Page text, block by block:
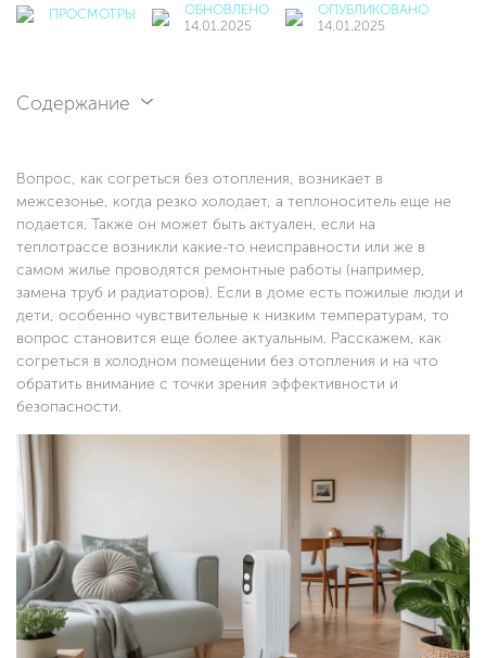
ПРОСМОТРЫ
ОБНОВЛЕНО
14.01.2025
ОПУБЛИКОВАНО
14.01.2025
Содержание
Вопрос, как согреться без отопления, возникает в
межсезонье, когда резко холодает, а теплоноситель еще не
подается. Также он может быть актуален, если на
теплотрассе возникли какие-то неисправности или же в
самом жилье проводятся ремонтные работы (например,
замена труб и радиаторов). Если в доме есть пожилые люди и
дети, особенно чувствительные к низким температурам, то
вопрос становится еще более актуальным. Расскажем, как
согреться в холодном помещении без отопления и на что
обратить внимание с точки зрения эффективности и
безопасности.